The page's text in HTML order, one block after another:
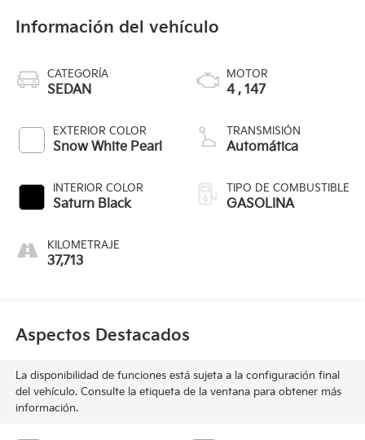
Información del vehículo
CATEGORÍA
SEDAN
EXTERIOR COLOR
Snow White Pearl
INTERIOR COLOR
Saturn Black
KILOMETRAJE
37,713
MOTOR
4 , 147
TRANSMISIÓN
Automática
TIPO DE COMBUSTIBLE
GASOLINA
Aspectos Destacados
La disponibilidad de funciones está sujeta a la configuración final
del vehículo. Consulte la etiqueta de la ventana para obtener más
información.